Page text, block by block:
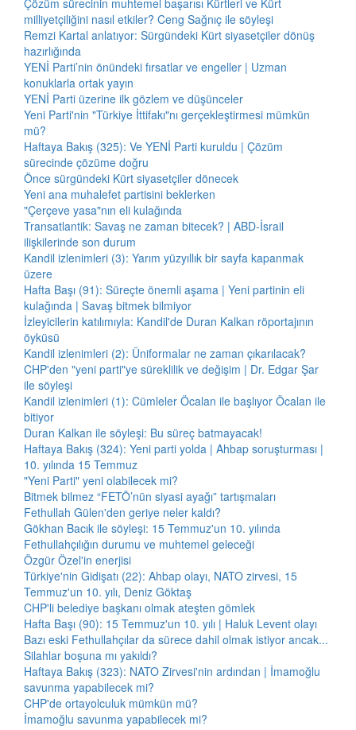
Çözüm sürecinin muhtemel başarısı Kürtleri ve Kürt
milliyetçiliğini nasıl etkiler? Ceng Sağnıç ile söyleşi
Remzi Kartal anlatıyor: Sürgündeki Kürt siyasetçiler dönüş
hazırlığında
YENİ Parti’nin önündeki fırsatlar ve engeller | Uzman
konuklarla ortak yayın
YENİ Parti üzerine ilk gözlem ve düşünceler
Yeni Parti'nin "Türkiye İttifakı"nı gerçekleştirmesi mümkün
mü?
Haftaya Bakış (325): Ve YENİ Parti kuruldu | Çözüm
sürecinde çözüme doğru
Önce sürgündeki Kürt siyasetçiler dönecek
Yeni ana muhalefet partisini beklerken
"Çerçeve yasa"nın eli kulağında
Transatlantik: Savaş ne zaman bitecek? | ABD-İsrail
ilişkilerinde son durum
Kandil izlenimleri (3): Yarım yüzyıllık bir sayfa kapanmak
üzere
Hafta Başı (91): Süreçte önemli aşama | Yeni partinin eli
kulağında | Savaş bitmek bilmiyor
İzleyicilerin katılımıyla: Kandil'de Duran Kalkan röportajının
öyküsü
Kandil izlenimleri (2): Üniformalar ne zaman çıkarılacak?
CHP'den "yeni parti"ye süreklilik ve değişim | Dr. Edgar Şar
ile söyleşi
Kandil izlenimleri (1): Cümleler Öcalan ile başlıyor Öcalan ile
bitiyor
Duran Kalkan ile söyleşi: Bu süreç batmayacak!
Haftaya Bakış (324): Yeni parti yolda | Ahbap soruşturması |
10. yılında 15 Temmuz
"Yeni Parti" yeni olabilecek mi?
Bitmek bilmez “FETÖ’nün siyasi ayağı” tartışmaları
Fethullah Gülen'den geriye neler kaldı?
Gökhan Bacık ile söyleşi: 15 Temmuz'un 10. yılında
Fethullahçılığın durumu ve muhtemel geleceği
Özgür Özel'in enerjisi
Türkiye'nin Gidişatı (22): Ahbap olayı, NATO zirvesi, 15
Temmuz'un 10. yılı, Deniz Göktaş
CHP'li belediye başkanı olmak ateşten gömlek
Hafta Başı (90): 15 Temmuz'un 10. yılı | Haluk Levent olayı
Bazı eski Fethullahçılar da sürece dahil olmak istiyor ancak...
Silahlar boşuna mı yakıldı?
Haftaya Bakış (323): NATO Zirvesi'nin ardından | İmamoğlu
savunma yapabilecek mi?
CHP'de ortayolculuk mümkün mü?
İmamoğlu savunma yapabilecek mi?